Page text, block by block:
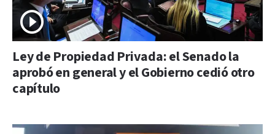
Ley de Propiedad Privada: el Senado la
aprobó en general y el Gobierno cedió otro
capítulo